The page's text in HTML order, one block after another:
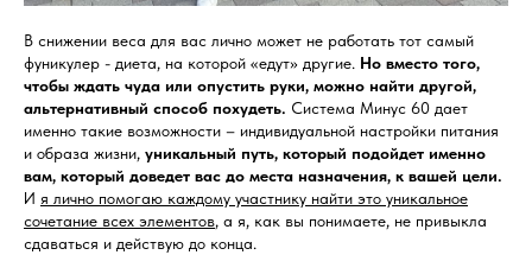
В снижении веса для вас лично может не работать тот самый
фуникулер - диета, на которой «едут» другие. Но вместо того,
чтобы ждать чуда или опустить руки, можно найти другой,
альтернативный способ похудеть. Система Минус 60 дает
именно такие возможности – индивидуальной настройки питания
и образа жизни, уникальный путь, который подойдет именно
вам, который доведет вас до места назначения, к вашей цели.
И я лично помогаю каждому участнику найти это уникальное
сочетание всех элементов, а я, как вы понимаете, не привыкла
сдаваться и действую до конца.